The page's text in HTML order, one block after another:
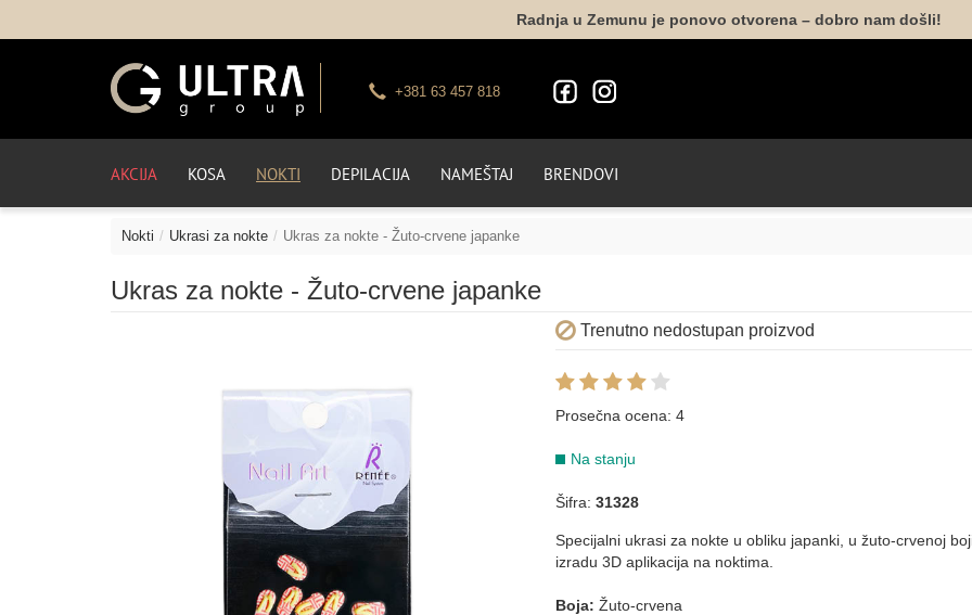
Radnja u Zemunu je ponovo otvorena – dobro nam došli!
+381 63 457 818
AKCIJA KOSA NOKTI DEPILACIJA NAMEŠTAJ BRENDOVI
Nokti Ukrasi za nokte Ukras za nokte - Žuto-crvene japanke
Ukras za nokte - Žuto-crvene japanke
Trenutno nedostupan proizvod
Prosečna ocena:4
Na stanju
Šifra:31328
Specijalni ukrasi za nokte u obliku japanki, u žuto-crvenoj
izradu 3D aplikacija na noktima.
Boja: Žuto-crvena